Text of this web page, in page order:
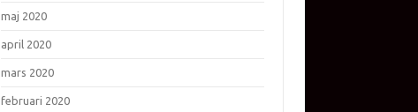
maj 2020
april 2020
mars 2020
februari 2020